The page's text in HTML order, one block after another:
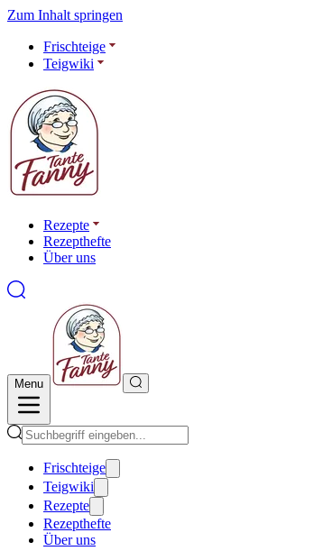
Zum Inhalt springen
Frischteige
Teigwiki
Rezepte
Rezepthefte
Über uns
Menu
Frischteige
Teigwiki
Rezepte
Rezepthefte
Über uns